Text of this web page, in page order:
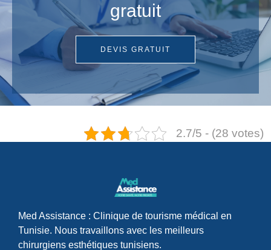
gratuit
DEVIS GRATUIT
2.7/5 - (28 votes)
Med Assistance : Clinique de tourisme médical en
Tunisie. Nous travaillons avec les meilleurs
chirurgiens esthétiques tunisiens.